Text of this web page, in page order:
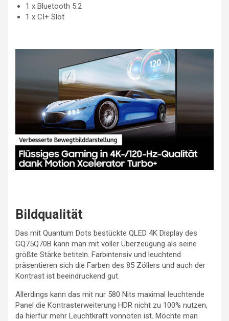
1 x Bluetooth 5.2
1 x CI+ Slot
Bildqualität
Das mit Quantum Dots bestückte QLED 4K Display des
GQ75Q70B kann man mit voller Überzeugung als seine
größte Stärke betiteln. Farbintensiv und leuchtend
präsentieren sich die Farben des 85 Zöllers und auch der
Kontrast ist beeindruckend gut.
Allerdings kann das mit nur 580 Nits maximal leuchtende
Panel die Kontrasterweiterung HDR nicht zu 100% nutzen,
da hierfür mehr Leuchtkraft vonnöten ist. Möchte man